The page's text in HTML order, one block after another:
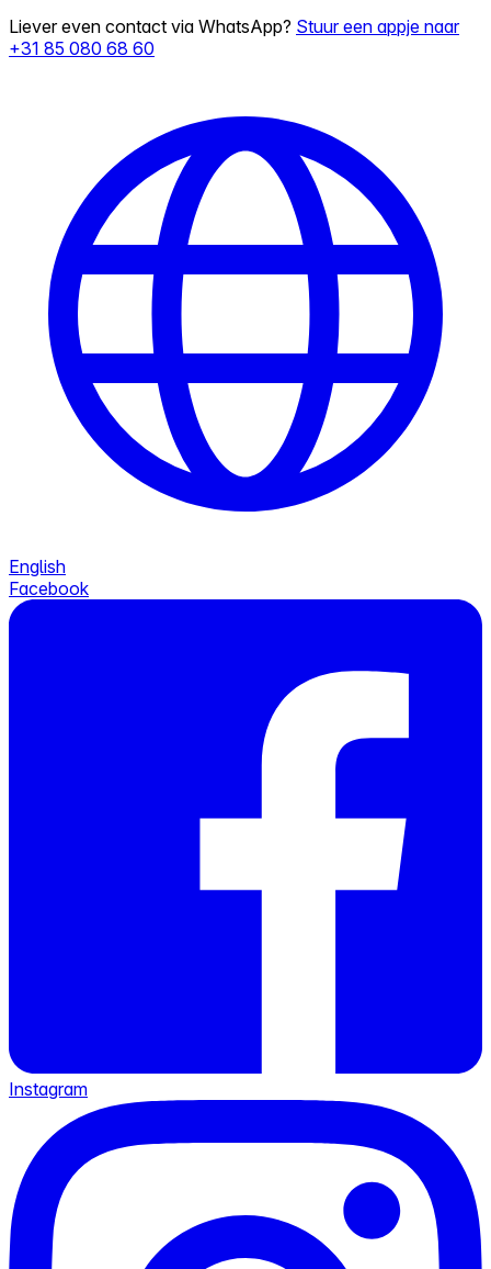
Liever even contact via WhatsApp? Stuur een appje naar
+31 85 080 68 60
English
Facebook
Instagram